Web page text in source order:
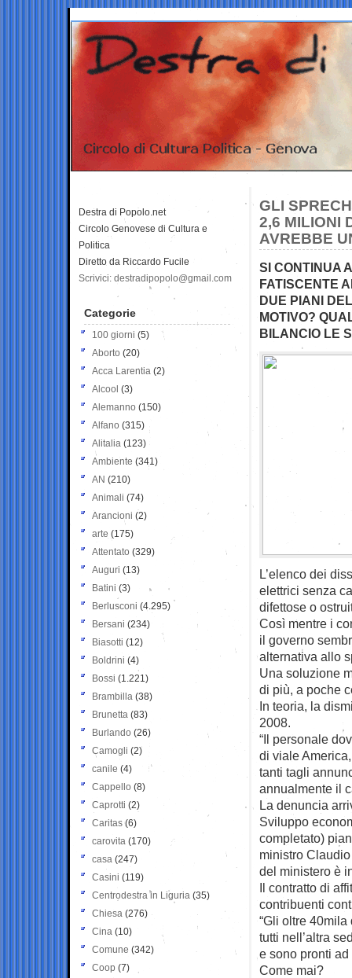
GLI
2,6 MILIONI
AVREBBE
SI CONTINUA
FATISCENTE
DUE PIANI
MOTIVO?
BILANCIO LE
L’elenco dei
elettrici senza
difettose o
Così mentre i
il governo
alternativa allo
Una soluzione
di più, a poche
In teoria, la
2008.
“Il personale
di viale
tanti tagli
annualmente il
La denuncia
Sviluppo
completato)
ministro
del ministero è
Il contratto di
contribuenti
“Gli oltre
tutti nell’altra
e sono pronti
Come mai?
Destra di Popolo.net
Circolo Genovese di Cultura e
Politica
Diretto da Riccardo Fucile
Scrivici: destradipopolo@gmail.com
Categorie
100 giorni (5)
Aborto (20)
Acca Larentia (2)
Alcool (3)
Alemanno (150)
Alfano (315)
Alitalia (123)
Ambiente (341)
AN (210)
Animali (74)
Arancioni (2)
arte (175)
Attentato (329)
Auguri (13)
Batini (3)
Berlusconi (4.295)
Bersani (234)
Biasotti (12)
Boldrini (4)
Bossi (1.221)
Brambilla (38)
Brunetta (83)
Burlando (26)
Camogli (2)
canile (4)
Cappello (8)
Caprotti (2)
Caritas (6)
carovita (170)
casa (247)
Casini (119)
Centrodestra in Liguria (35)
Chiesa (276)
Cina (10)
Comune (342)
Coop (7)